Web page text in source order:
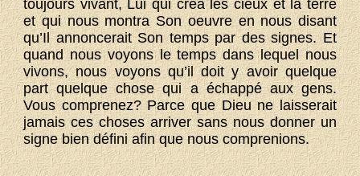
toujours vivant, Lui qui créa les cieux et la terre
et qui nous montra Son oeuvre en nous disant
qu’Il annoncerait Son temps par des signes. Et
quand nous voyons le temps dans lequel nous
vivons, nous voyons qu’il doit y avoir quelque
part quelque chose qui a échappé aux gens.
Vous comprenez? Parce que Dieu ne laisserait
jamais ces choses arriver sans nous donner un
signe bien défini afin que nous comprenions.